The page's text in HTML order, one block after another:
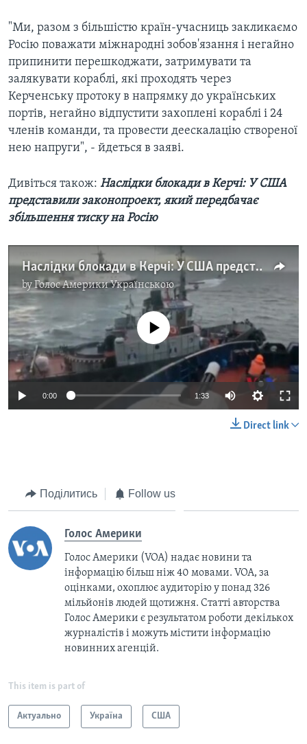
"Ми, разом з більшістю країн-учасниць закликаємо
Росію поважати міжнародні зобов'язання і негайно
припинити перешкоджати, затримувати та
залякувати кораблі, які проходять через
Керченську протоку в напрямку до українських
портів, негайно відпустити захоплені кораблі і 24
членів команди, та провести деескалацію створеної
нею напруги", - йдеться в заяві.
Дивіться також: Наслідки блокади в Керчі: У США
представили законопроект, який передбачає
збільшення тиску на Росію
Наслідки блокади в Керчі: У США представили законопроект, який передбачає збільшення тиску на Росію
byГолос Америки Українською
No media source currently available
0:00 1:33
Direct link
Поділитись Follow us
Голос Америки
Голос Америки (VOA) надає новини та
інформацію більш ніж 40 мовами. VOA, за
оцінками, охоплює аудиторію у понад 326
мільйонів людей щотижня. Статті авторства
Голос Америки є результатом роботи декількох
журналістів і можуть містити інформацію
новинних агенцій.
This item is part of
Актуально Україна США